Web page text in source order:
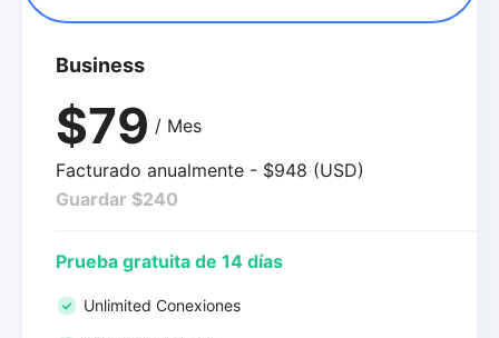
Business
$79 / Mes
Facturado anualmente - $948 (USD)
Guardar $240
Prueba gratuita de 14 días
Unlimited Conexiones